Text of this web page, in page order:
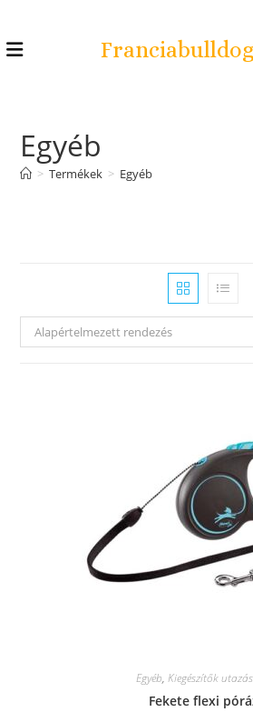
Egyéb
> Termékek > Egyéb
Alapértelmezett rendezés
Egyéb, Kiegészítők
Fekete flexi